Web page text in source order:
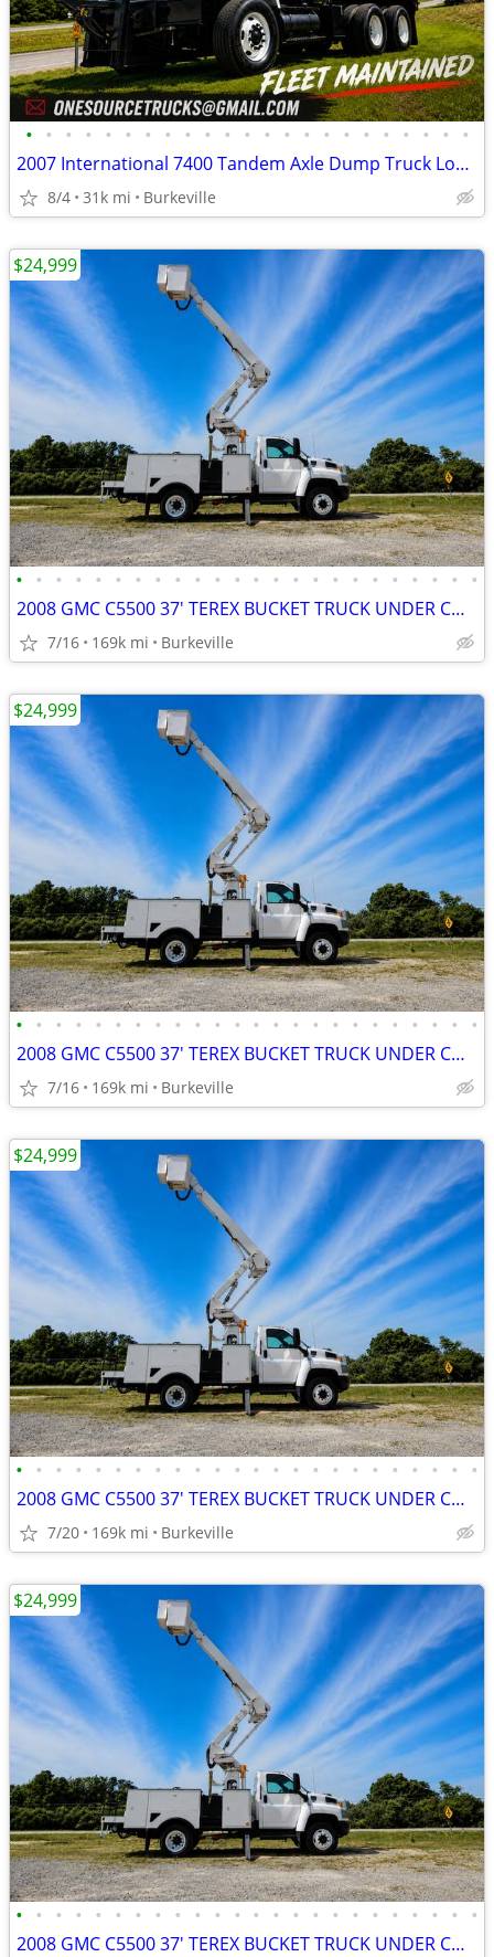
• • • • • • • • • • • • • • • • • • • • • • •
2007 International 7400 Tandem Axle Dump Truck Low Mileage
8/4 31k mi Burkeville
• • • • • • • • • • • • • • • • • • • • • • • •
2008 GMC C5500 37' TEREX BUCKET TRUCK UNDER CDL 6.6 DURAMAX
7/16 169k mi Burkeville
$24,999
• • • • • • • • • • • • • • • • • • • • • • • •
2008 GMC C5500 37' TEREX BUCKET TRUCK UNDER CDL 6.6 DURAMAX
7/16 169k mi Burkeville
$24,999
• • • • • • • • • • • • • • • • • • • • • • • •
2008 GMC C5500 37' TEREX BUCKET TRUCK UNDER CDL 6.6 DURAMAX
7/20 169k mi Burkeville
$24,999
• • • • • • • • • • • • • • • • • • • • • • • •
2008 GMC C5500 37' TEREX BUCKET TRUCK UNDER CDL 6.6 DURAMAX
$24,999